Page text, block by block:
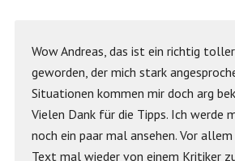
Wow Andreas, das ist ein richtig
geworden, der mich stark
Situationen kommen mir doch arg
Vielen Dank für die Tipps. Ich werde
noch ein paar mal ansehen. Vor
Text mal wieder von einem Kritiker